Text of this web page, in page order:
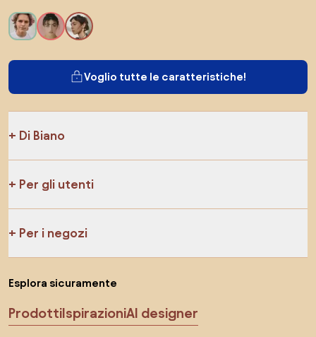
Voglio tutte le caratteristiche!
Di Biano
Per gli utenti
Per i negozi
Esplora sicuramente
ProdottiIspirazioniAI designer